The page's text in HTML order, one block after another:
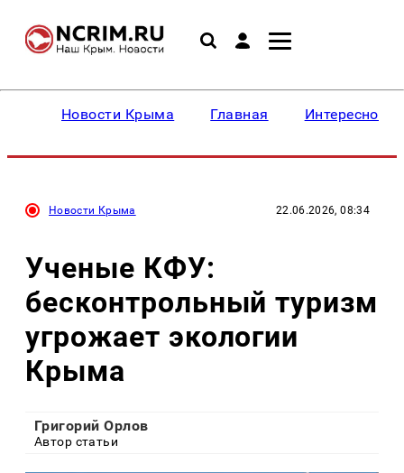
Новости Крыма Главная Интересное
Новости Крыма 22.06.2026, 08:34
Ученые КФУ:
бесконтрольный туризм
угрожает экологии
Крыма
Григорий Орлов
Автор статьи